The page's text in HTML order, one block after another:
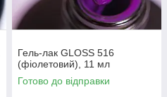
Гель-лак GLOSS 516
(фіолетовий), 11 мл
Готово до відправки